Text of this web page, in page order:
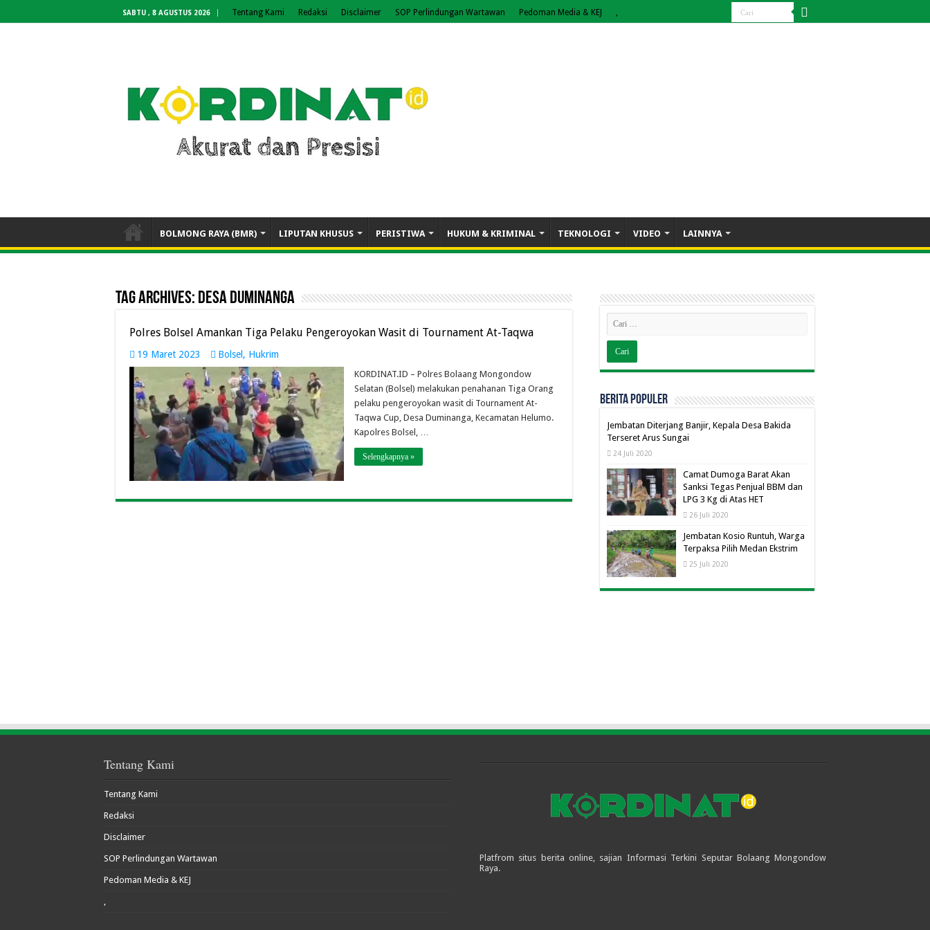
SABTU , 8 AGUSTUS 2026 Tentang Kami Redaksi Disclaimer SOP Perlindungan Wartawan Pedoman Media & KEJ ,
BOLMONG RAYA (BMR) LIPUTAN KHUSUS PERISTIWA HUKUM & KRIMINAL TEKNOLOGI VIDEO LAINNYA
Tag Archives: Desa Duminanga
Polres Bolsel Amankan Tiga Pelaku Pengeroyokan Wasit di Tournament At-Taqwa
19 Maret 2023 Bolsel , Hukrim
KORDINAT.ID – Polres Bolaang Mongondow
Selatan (Bolsel) melakukan penahanan Tiga Orang
pelaku pengeroyokan wasit di Tournament At-
Taqwa Cup, Desa Duminanga, Kecamatan Helumo.
Kapolres Bolsel, …
Selengkapnya »
BERITA POPULER
Jembatan Diterjang Banjir, Kepala Desa Bakida
Terseret Arus Sungai
24 Juli 2020
Camat Dumoga Barat Akan
Sanksi Tegas Penjual BBM dan
LPG 3 Kg di Atas HET
26 Juli 2020
Jembatan Kosio Runtuh, Warga
Terpaksa Pilih Medan Ekstrim
25 Juli 2020
Tentang Kami
Tentang Kami
Redaksi
Disclaimer
SOP Perlindungan Wartawan
Pedoman Media & KEJ
,
Platfrom situs berita online, sajian Informasi Terkini Seputar Bolaang Mongondow
Raya.